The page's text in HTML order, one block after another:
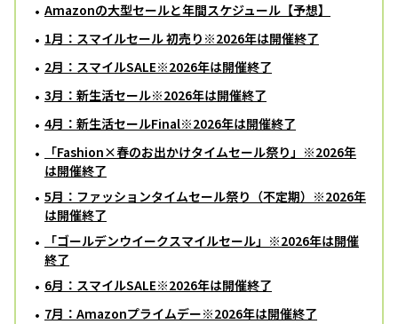
Amazonの大型セールと年間スケジュール【予想】
1月：スマイルセール 初売り※2026年は開催終了
2月：スマイルSALE※2026年は開催終了
3月：新生活セール※2026年は開催終了
4月：新生活セールFinal※2026年は開催終了
「Fashion×春のお出かけタイムセール祭り」※2026年
は開催終了
5月：ファッションタイムセール祭り（不定期）※2026年
は開催終了
「ゴールデンウイークスマイルセール」※2026年は開催
終了
6月：スマイルSALE※2026年は開催終了
7月：Amazonプライムデー※2026年は開催終了